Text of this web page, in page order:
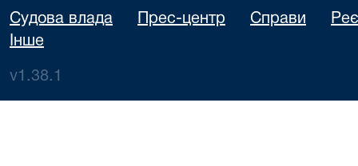
Судова влада Прес-центр Справи
Інше
v1.38.1